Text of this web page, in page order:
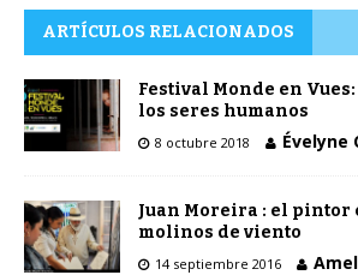
ARTÍCULOS RELACIONADOS
Festival Monde en
los seres humanos
8 octubre 2018 Évelyne
Juan Moreira : el pintor
molinos de viento
14 septiembre 2016